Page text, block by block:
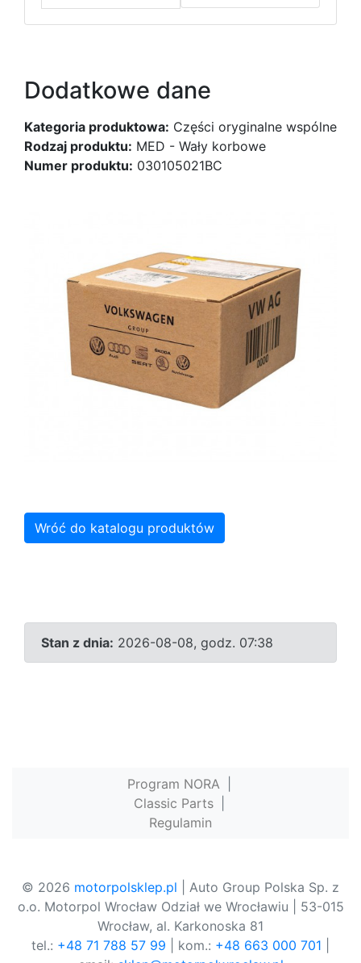
Dodatkowe dane
Kategoria produktowa: Części oryginalne wspólne
Rodzaj produktu: MED - Wały korbowe
Numer produktu: 030105021BC
Wróć do katalogu produktów
Stan z dnia: 2026-08-08, godz. 07:38
Program NORA
Classic Parts
Regulamin
© 2026 motorpolsklep.pl | Auto Group Polska Sp. z
o.o. Motorpol Wrocław Odział we Wrocławiu | 53-015
Wrocław, al. Karkonoska 81
tel.: +48 71 788 57 99 | kom.: +48 663 000 701